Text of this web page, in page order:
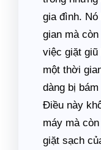
gia đình.
gian mà
việc giặt giũ
một thời
dàng bị
Điều này
máy mà
giặt sạch